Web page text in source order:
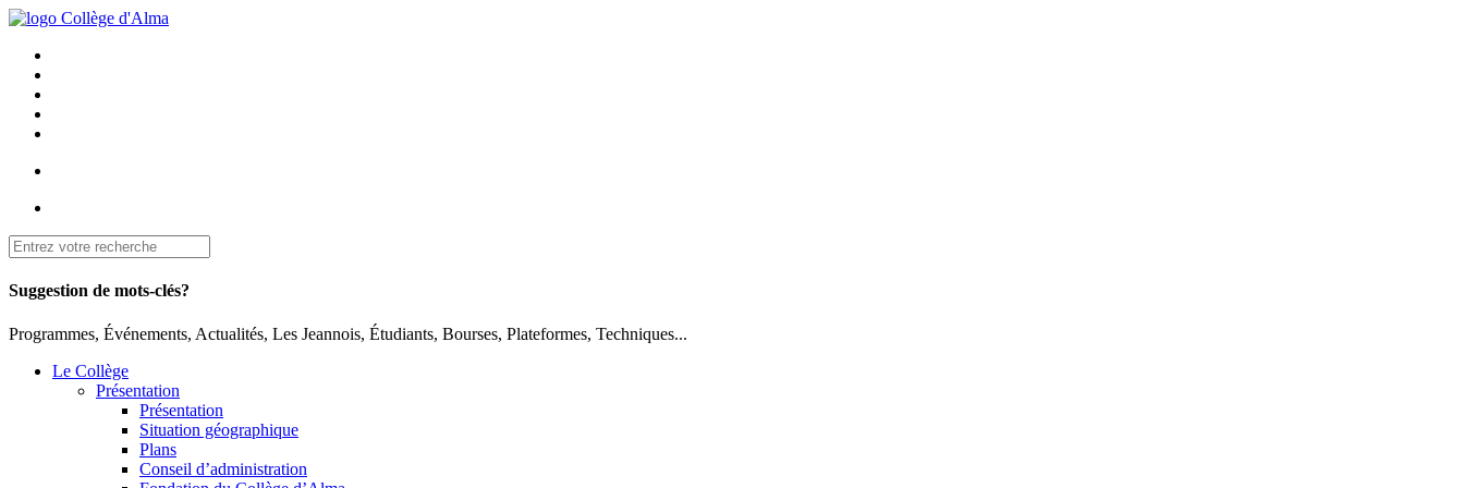
Suggestion de mots-clés?
Programmes, Événements, Actualités, Les Jeannois, Étudiants, Bourses, Plateformes, Techniques...
Le Collège
Présentation
Présentation
Situation géographique
Plans
Conseil d’administration